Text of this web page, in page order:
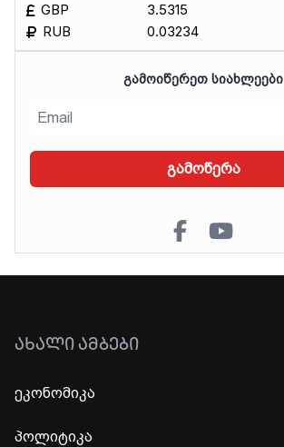
GBP
RUB
3.5315
0.03234
ᲒᲐᲛᲝᲘᲬᲔᲠᲔᲗ ᲡᲘᲐᲮᲚᲔᲔᲑᲘ
გამოწერა
ᲐᲮᲐᲚᲘ ᲐᲛᲑᲔᲑᲘ
ეკონომიკა
პოლიტიკა